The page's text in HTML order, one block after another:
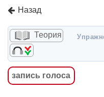
Назад
Теория
запись голоса